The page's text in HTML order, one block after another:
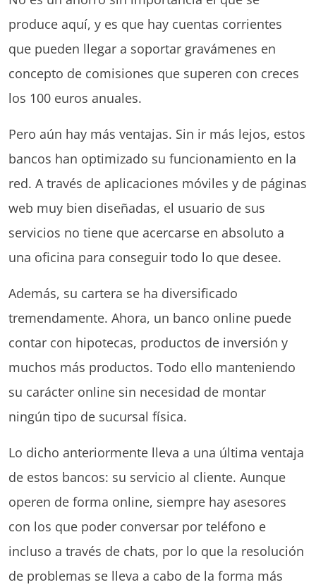
produce aquí, y es que hay cuentas corrientes
que pueden llegar a soportar gravámenes en
concepto de comisiones que superen con creces
los 100 euros anuales.
Pero aún hay más ventajas. Sin ir más lejos, estos
bancos han optimizado su funcionamiento en la
red. A través de aplicaciones móviles y de páginas
web muy bien diseñadas, el usuario de sus
servicios no tiene que acercarse en absoluto a
una oficina para conseguir todo lo que desee.
Además, su cartera se ha diversificado
tremendamente. Ahora, un banco online puede
contar con hipotecas, productos de inversión y
muchos más productos. Todo ello manteniendo
su carácter online sin necesidad de montar
ningún tipo de sucursal física.
Lo dicho anteriormente lleva a una última ventaja
de estos bancos: su servicio al cliente. Aunque
operen de forma online, siempre hay asesores
con los que poder conversar por teléfono e
incluso a través de chats, por lo que la resolución
de problemas se lleva a cabo de la forma más